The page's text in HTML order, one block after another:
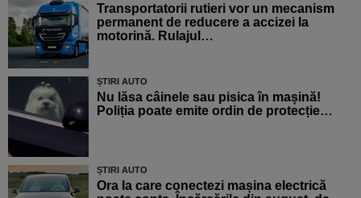
Transportatorii rutieri vor un mecanism
permanent de reducere a accizei la
motorină. Rulajul…
ȘTIRI AUTO
Nu lăsa câinele sau pisica în mașină!
Poliția poate emite ordin de protecție…
ȘTIRI AUTO
Ora la care conectezi mașina electrică